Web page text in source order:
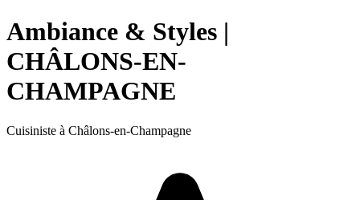
Ambiance & Styles |
CHÂLONS-EN-
CHAMPAGNE
Cuisiniste à Châlons-en-Champagne